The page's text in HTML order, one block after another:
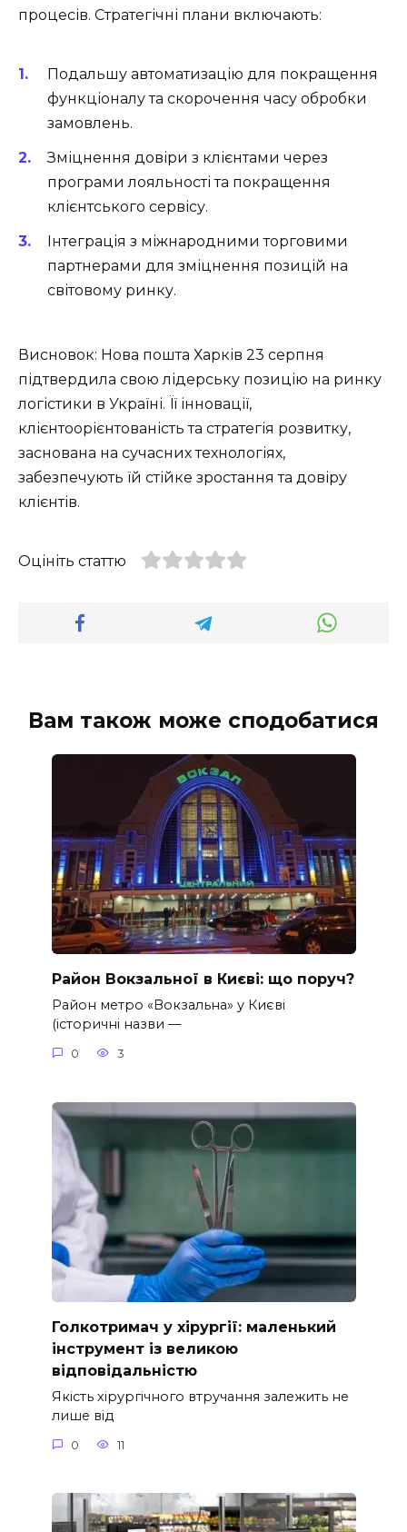
процесів. Стратегічні плани включають:
Подальшу автоматизацію для покращення
функціоналу та скорочення часу обробки
замовлень.
Зміцнення довіри з клієнтами через
програми лояльності та покращення
клієнтського сервісу.
Інтеграція з міжнародними торговими
партнерами для зміцнення позицій на
світовому ринку.
Висновок: Нова пошта Харків 23 серпня
підтвердила свою лідерську позицію на ринку
логістики в Україні. Її інновації,
клієнтоорієнтованість та стратегія розвитку,
заснована на сучасних технологіях,
забезпечують їй стійке зростання та довіру
клієнтів.
Оцініть статтю
Вам також може сподобатися
Район Вокзальної в Києві: що поруч?
Район метро «Вокзальна» у Києві
(історичні назви —
0 3
Голкотримач у хірургії: маленький
інструмент із великою
відповідальністю
Якість хірургічного втручання залежить не
лише від
0 11